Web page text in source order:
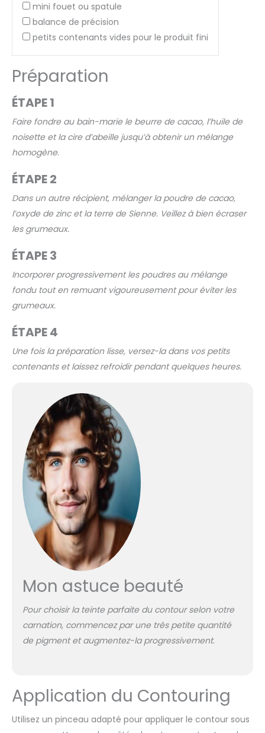
mini fouet ou spatule
balance de précision
petits contenants vides pour le produit fini
Préparation
ÉTAPE 1
Faire fondre au bain-marie le beurre de cacao, l’huile de
noisette et la cire d’abeille jusqu’à obtenir un mélange
homogène.
ÉTAPE 2
Dans un autre récipient, mélanger la poudre de cacao,
l’oxyde de zinc et la terre de Sienne. Veillez à bien écraser
les grumeaux.
ÉTAPE 3
Incorporer progressivement les poudres au mélange
fondu tout en remuant vigoureusement pour éviter les
grumeaux.
ÉTAPE 4
Une fois la préparation lisse, versez-la dans vos petits
contenants et laissez refroidir pendant quelques heures.
Mon astuce beauté
Pour choisir la teinte parfaite du contour selon votre
carnation, commencez par une très petite quantité
de pigment et augmentez-la progressivement.
Application du Contouring
Utilisez un pinceau adapté pour appliquer le contour sous